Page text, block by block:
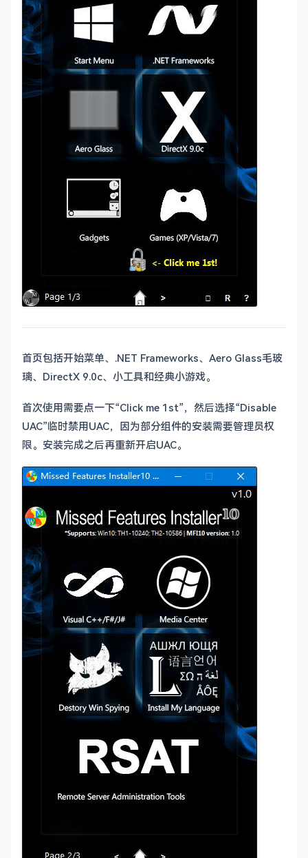
首页包括开始菜单、.NET Frameworks、Aero Glass毛玻
璃、DirectX 9.0c、小工具和经典小游戏。
首次使用需要点一下“Click me 1st”，然后选择“Disable
UAC”临时禁用UAC，因为部分组件的安装需要管理员权
限。安装完成之后再重新开启UAC。